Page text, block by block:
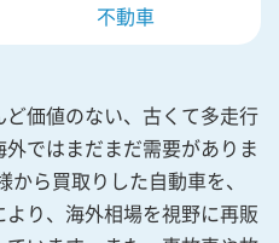
不動車
価値のない、古くて多走行
ではまだまだ需要がありま
ら買取りした自動車を、
り、海外相場を視野に再販